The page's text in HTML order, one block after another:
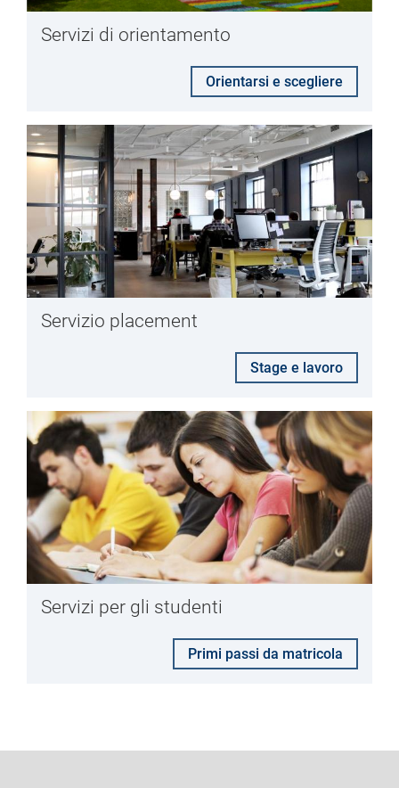
Servizi di orientamento
Orientarsi e scegliere
Servizio placement
Stage e lavoro
Servizi per gli studenti
Primi passi da matricola